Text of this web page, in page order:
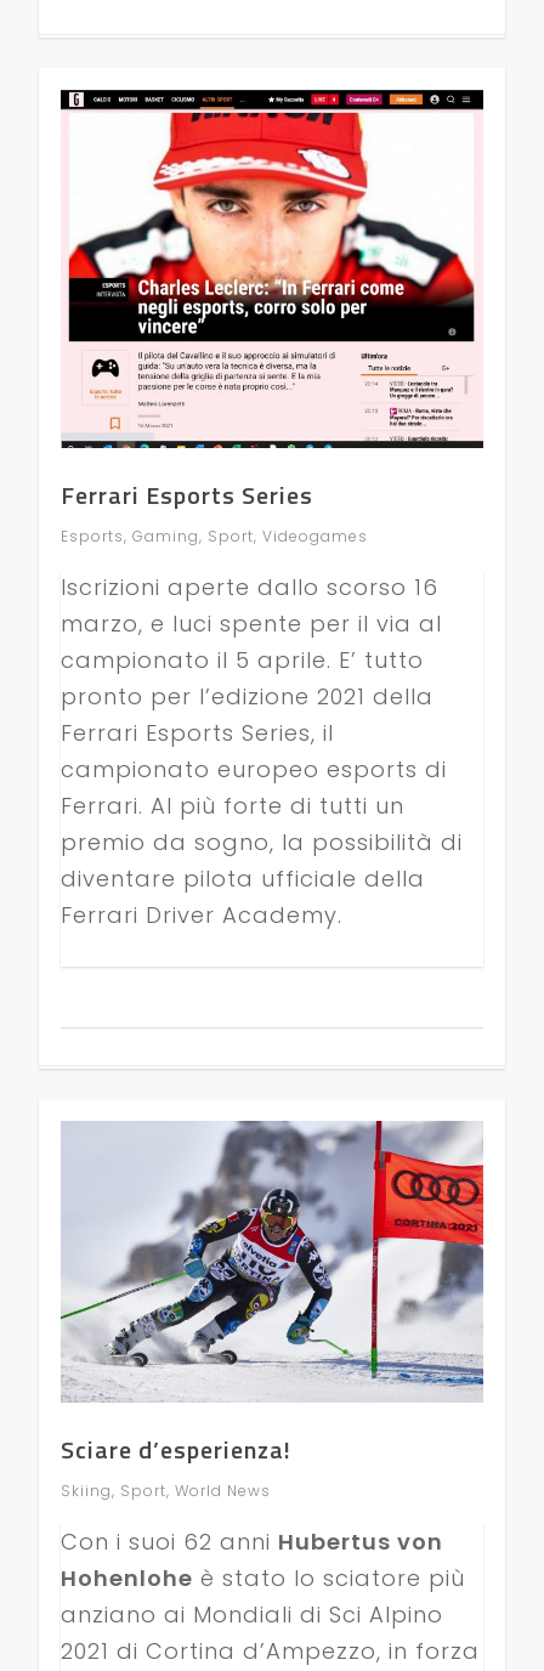
Ferrari Esports Series
Esports, Gaming, Sport, Videogames
Iscrizioni aperte dallo scorso 16
marzo, e luci spente per il via al
campionato il 5 aprile. E’ tutto
pronto per l’edizione 2021 della
Ferrari Esports Series, il
campionato europeo esports di
Ferrari. Al più forte di tutti un
premio da sogno, la possibilità di
diventare pilota ufficiale della
Ferrari Driver Academy.
Sciare d’esperienza!
Skiing, Sport, World News
Con i suoi 62 anni Hubertus von
Hohenlohe è stato lo sciatore più
anziano ai Mondiali di Sci Alpino
2021 di Cortina d’Ampezzo, in forza